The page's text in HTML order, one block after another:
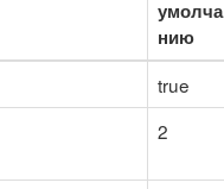
умолча
нию
true
2